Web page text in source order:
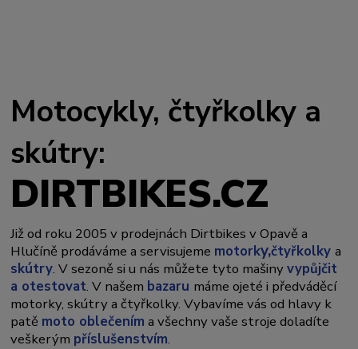
Motocykly, čtyřkolky a
skútry:
DIRTBIKES.CZ
Již od roku 2005 v prodejnách Dirtbikes v Opavě a
Hlučíně prodáváme a servisujeme motorky,čtyřkolkya
skútry. V sezoně si u nás můžete tyto mašinyvypůjčit
a otestovat. V našem bazaru máme ojeté i předváděcí
motorky, skútry a čtyřkolky. Vybavíme vás od hlavy k
patě moto oblečením a všechny vaše stroje doladíte
veškerým příslušenstvím.